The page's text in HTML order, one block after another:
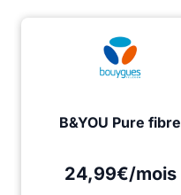
B&YOU Pure fibre
24,99€/mois